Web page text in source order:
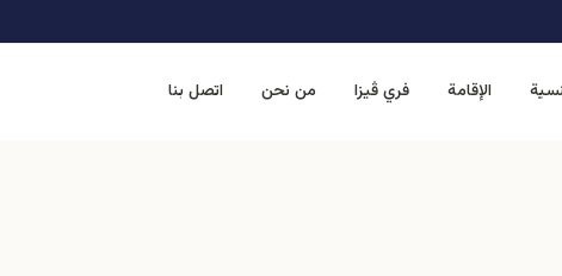
الإقامة فري ڤيزا من نحن اتصل بنا